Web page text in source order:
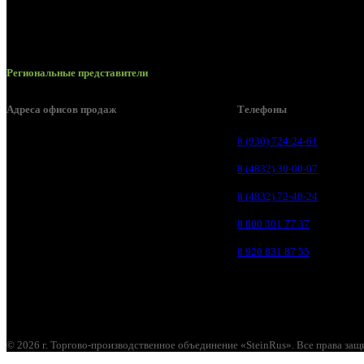
Региональные представители
Адреса офисов продаж Телефоны
8 (930) 724-24-61
8 (4832) 30-00-07
8 (4832) 72-40-24
8 800 301 77 37
8 920 831 87 55
© 2026 г. Торгово-производственное объединение «SteinRus». Все права